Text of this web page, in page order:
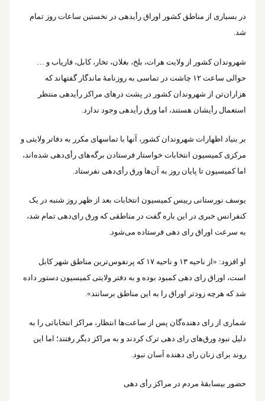
در بسیاری از مناطق کشور اوراق رأی‎دهی در نخستین ساعات روز تمام
شد.
شهروندان کشور از ولایت هرات، بلخ، بغلان، تخار، کابل، فاریاب و …
حوالی ساعت ۱۲ چاشت در تماسی به روزنامۀ ماندگار گفته‎اند که
هزاران‌تن از شهروندان کشور در پشت درهای مراکز رأی‎دهی منتظر
استعمال رأی‎شان هستند، اما ورق رأی‎دهی وجود ندارد.
بر بنیاد اظهارات شهروندان کشور، آن‎ها با تماس‎های مکرر به دفاتر ولایتی و
مرکزی کمیسیون انتخابات خواستار فرستادن برگه‌‎های رأی‌دهی شده‌اند،
اما کمیسیون تا پایان روز به آن‌ها ورق رأی‎‌دهی نفرستاد.
یوسف نورستانی رییس کمیسیون انتخابات بعد از ظهر روز شنبه در یک
کنفرانس خبری در این باره گفت در مناطقی که ورق رای‌دهی تمام شد،
به سرعت اوراق رای دهی فرستاده می‌شود.
او افزود: «از ناحیه ۱۳ و ناحیه ۱۷ که پرنفوس‌ترین مناطق شهر کابل
است، اوراق رای دهی کمبود بوده و به دفتر ولایتی کمیسیون دستور داده
شد که هرچه زودتر اوراق را به این مناطق برسانند».
شماری از رای دهنده‌گان پس از ساعت‌ها انتظار، مراکز انتخاباتی را به
دلیل نبود ورق‌های رای دهی ترک کردند و به مراکز دیگر رفتند؛ اما این
روند برای زنان رای دهنده آسان نبود.
حضور بی‎سابقۀ مردم در مراکز رأی دهی